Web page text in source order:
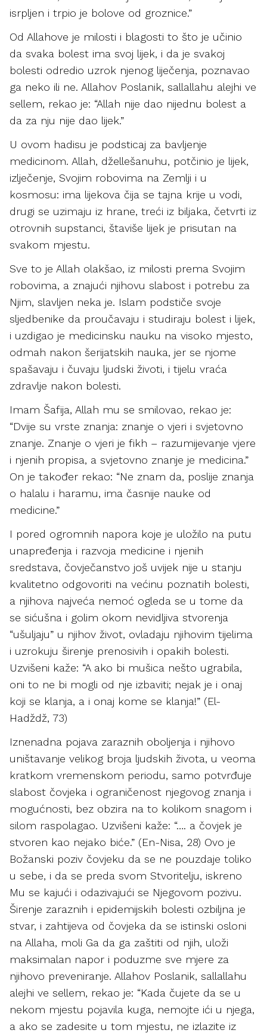
isrpljen i trpio je bolove od groznice.”
Od Allahove je milosti i blagosti to što je učinio
da svaka bolest ima svoj lijek, i da je svakoj
bolesti odredio uzrok njenog liječenja, poznavao
ga neko ili ne. Allahov Poslanik, sallallahu alejhi ve
sellem, rekao je: “Allah nije dao nijednu bolest a
da za nju nije dao lijek.”
U ovom hadisu je podsticaj za bavljenje
medicinom. Allah, džellešanuhu, potčinio je lijek,
izlječenje, Svojim robovima na Zemlji i u
kosmosu: ima lijekova čija se tajna krije u vodi,
drugi se uzimaju iz hrane, treći iz biljaka, četvrti iz
otrovnih supstanci, štaviše lijek je prisutan na
svakom mjestu.
Sve to je Allah olakšao, iz milosti prema Svojim
robovima, a znajući njihovu slabost i potrebu za
Njim, slavljen neka je. Islam podstiče svoje
sljedbenike da proučavaju i studiraju bolest i lijek,
i uzdigao je medicinsku nauku na visoko mjesto,
odmah nakon šerijatskih nauka, jer se njome
spašavaju i čuvaju ljudski životi, i tijelu vraća
zdravlje nakon bolesti.
Imam Šafija, Allah mu se smilovao, rekao je:
“Dvije su vrste znanja: znanje o vjeri i svjetovno
znanje. Znanje o vjeri je fikh – razumijevanje vjere
i njenih propisa, a svjetovno znanje je medicina.”
On je također rekao: “Ne znam da, poslije znanja
o halalu i haramu, ima časnije nauke od
medicine.”
I pored ogromnih napora koje je uložilo na putu
unapređenja i razvoja medicine i njenih
sredstava, čovječanstvo još uvijek nije u stanju
kvalitetno odgovoriti na većinu poznatih bolesti,
a njihova najveća nemoć ogleda se u tome da
se sićušna i golim okom nevidljiva stvorenja
“ušuljaju” u njihov život, ovladaju njihovim tijelima
i uzrokuju širenje prenosivih i opakih bolesti.
Uzvišeni kaže: “A ako bi mušica nešto ugrabila,
oni to ne bi mogli od nje izbaviti; nejak je i onaj
koji se klanja, a i onaj kome se klanja!” (El-
Hadždž, 73)
Iznenadna pojava zaraznih oboljenja i njihovo
uništavanje velikog broja ljudskih života, u veoma
kratkom vremenskom periodu, samo potvrđuje
slabost čovjeka i ograničenost njegovog znanja i
mogućnosti, bez obzira na to kolikom snagom i
silom raspolagao. Uzvišeni kaže: “…. a čovjek je
stvoren kao nejako biće.” (En-Nisa, 28) Ovo je
Božanski poziv čovjeku da se ne pouzdaje toliko
u sebe, i da se preda svom Stvoritelju, iskreno
Mu se kajući i odazivajući se Njegovom pozivu.
Širenje zaraznih i epidemijskih bolesti ozbiljna je
stvar, i zahtijeva od čovjeka da se istinski osloni
na Allaha, moli Ga da ga zaštiti od njih, uloži
maksimalan napor i poduzme sve mjere za
njihovo preveniranje. Allahov Poslanik, sallallahu
alejhi ve sellem, rekao je: “Kada čujete da se u
nekom mjestu pojavila kuga, nemojte ići u njega,
a ako se zadesite u tom mjestu, ne izlazite iz